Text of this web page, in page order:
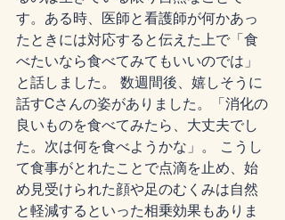
す。ある時、医師と看護師が何かあっ
たときには対応すると伝えた上で「食
べたいなら食べてみてもいいのでは」
と話しました。 数週間後、嬉しそうに
話すCさんの姿がありました。「消化の
良いものを食べてみたら、大丈夫でし
た。次は何を食べようかな」。 こうし
て食事がとれたことで点滴を止め、始
め見受けられた顔や足のむくみは自然
と軽減するといった相乗効果もありま